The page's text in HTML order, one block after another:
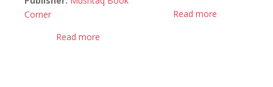
Corner
Read more
Read more